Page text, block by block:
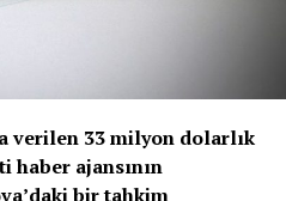
verilen 33 milyon dolarlık
haber ajansının
bir tahkim